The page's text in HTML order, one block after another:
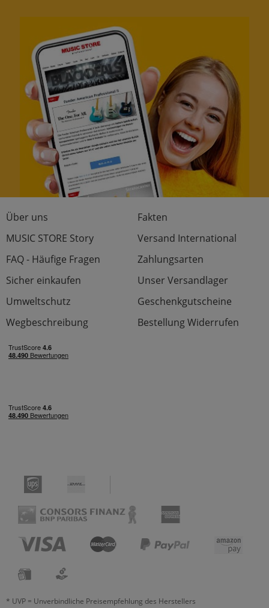
Über uns
Fakten
MUSIC STORE Story
Versand International
FAQ - Häufige Fragen
Zahlungsarten
Sicher einkaufen
Unser Versandlager
Umweltschutz
Geschenkgutscheine
Wegbeschreibung
Bestellung Widerrufen
* UVP = Unverbindliche Preisempfehlung des Herstellers